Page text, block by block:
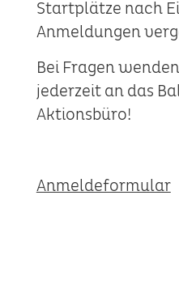
Startplätze nach
Anmeldungen
Bei Fragen
jederzeit an das
Aktionsbüro!
Anmeldeformular